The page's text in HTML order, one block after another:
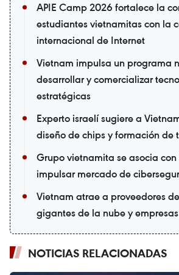
APIE Camp 2026 fortalece la
estudiantes vietnamitas con la
internacional de Internet
Vietnam impulsa un programa
desarrollar y comercializar
estratégicas
Experto israelí sugiere a
diseño de chips y formación de
Grupo vietnamita se asocia
impulsar mercado de
Vietnam atrae a proveedores
gigantes de la nube y
NOTICIAS RELACIONADAS